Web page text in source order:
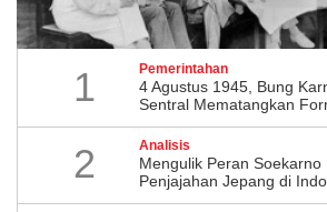
1 Pemerintahan
4 Agustus 1945, Bung
Sentral Mematangkan
2 Analisis
Mengulik Peran Soekarno
Penjajahan Jepang di